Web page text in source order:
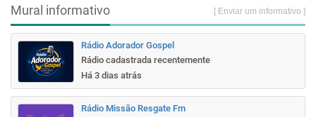
Mural informativo [ Enviar um informativo ]
Rádio Adorador Gospel
Rádio cadastrada recentemente
Há 3 dias atrás
Rádio Missão Resgate Fm